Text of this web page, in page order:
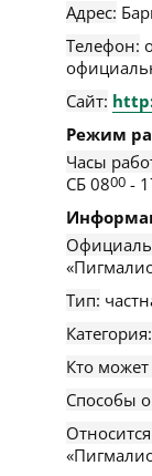
Адрес:
Телефон:
Сайт:
Режим
Часы
СБ 0800 -
Тип:
Категория:
Кто
Способы